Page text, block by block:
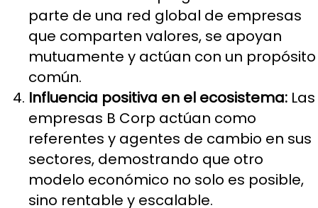
parte de una red global de empresas
que comparten valores, se apoyan
mutuamente y actúan con un propósito
común.
Influencia positiva en el ecosistema: Las
empresas B Corp actúan como
referentes y agentes de cambio en sus
sectores, demostrando que otro
modelo económico no solo es posible,
sino rentable y escalable.